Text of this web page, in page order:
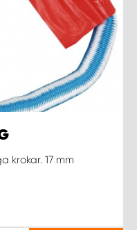
krokar. 17 mm